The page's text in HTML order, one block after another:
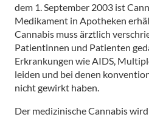
dem 1. September 2003 ist
Medikament in Apotheken
Cannabis muss ärztlich
Patientinnen und Patienten
Erkrankungen wie AIDS,
leiden und bei denen
nicht gewirkt haben.
Der medizinische Cannabis